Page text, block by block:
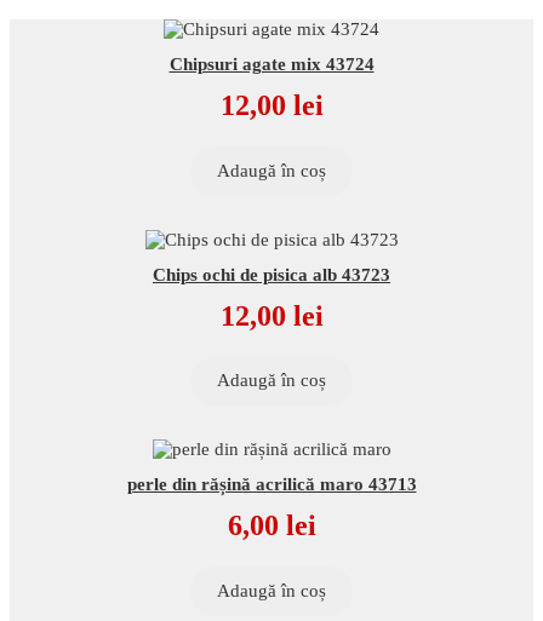
Chipsuri agate mix 43724
12,00 lei
Adaugă în coș
Chips ochi de pisica alb 43723
12,00 lei
Adaugă în coș
perle din rășină acrilică maro 43713
6,00 lei
Adaugă în coș